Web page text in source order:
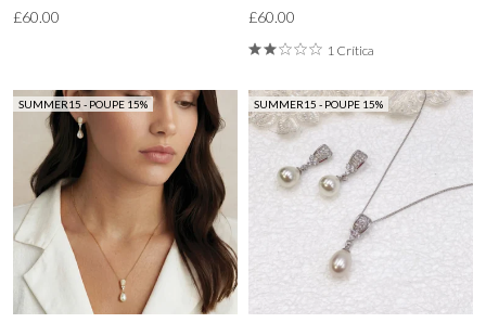
£60.00 £60.00
1 Crítica
SUMMER15 - POUPE 15% SUMMER15 - POUPE 15%